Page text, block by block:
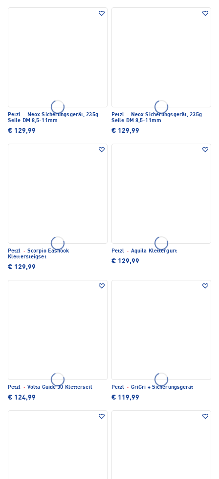
Petzl · Neox Sicherungsgerät, 235g
Seile DM 8,5-11mm
€ 129,99
Petzl · Neox Sicherungsgerät, 235g
Seile DM 8,5-11mm
€ 129,99
Petzl · Scorpio Eashook
Klettersteigset
€ 129,99
Petzl · Aquila Klettergurt
€ 129,99
Petzl · Volta Guide 30 Kletterseil
€ 124,99
Petzl · GriGri + Sicherungsgerät
€ 119,99